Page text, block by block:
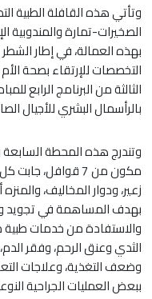
وتأتي هذه القافلة الطبية
الصخيرات-تمارة والمندوبية
بهذه العمالة، في إطار
التخصصات للإرتقاء بصحة
الثالثة من البرنامج الرابع
بالرأسمال البشري للأجيال
وتندرج هذه المحطة
مكون من 7
زعير، ودوار المخاليف،
بهدف المساهمة في تجويد
والاستفادة من خدمات
الثدي وعنق الرحم، وفقر
وضعف التغذية، وعلاجات
ببعض العمليات الجراحية